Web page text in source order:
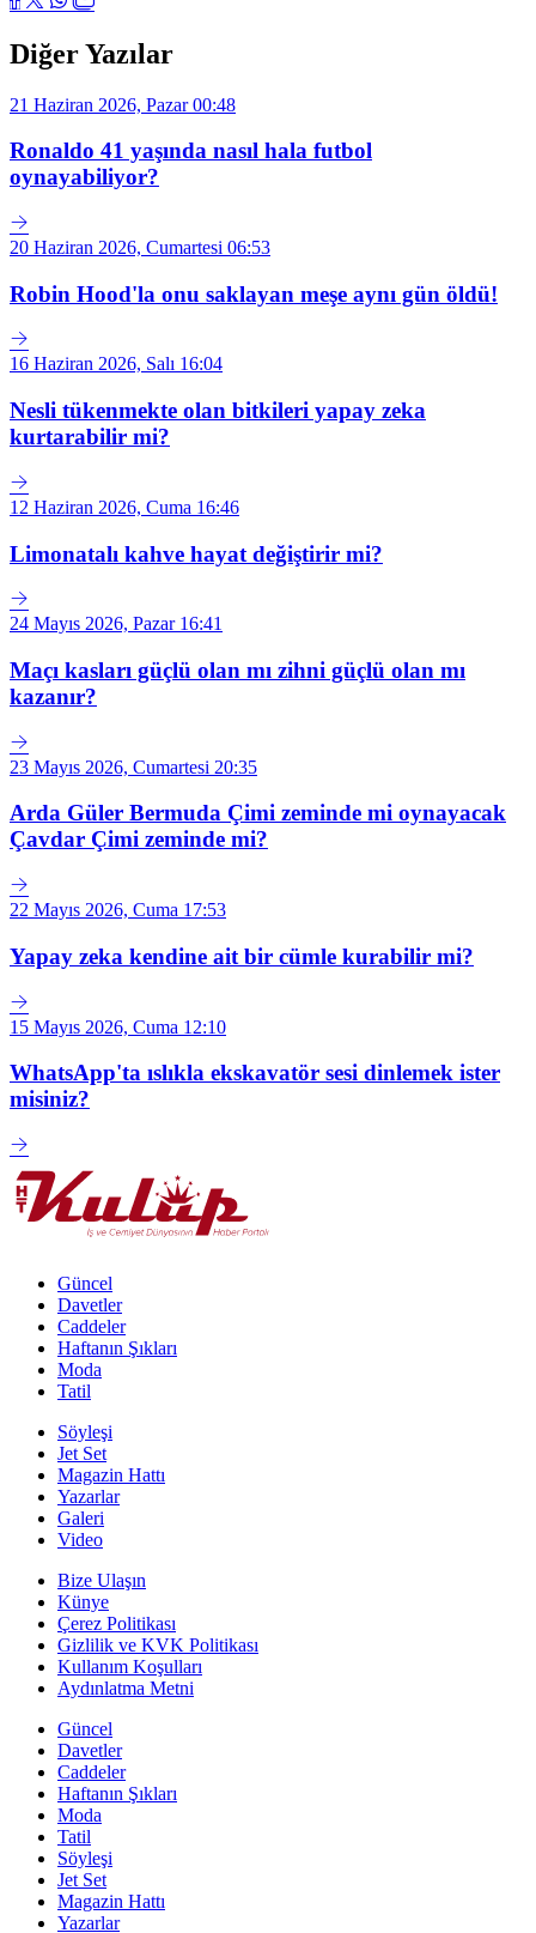
Diğer Yazılar
21 Haziran 2026, Pazar 00:48
Ronaldo 41 yaşında nasıl hala futbol
oynayabiliyor?
20 Haziran 2026, Cumartesi 06:53
Robin Hood'la onu saklayan meşe aynı gün öldü!
16 Haziran 2026, Salı 16:04
Nesli tükenmekte olan bitkileri yapay zeka
kurtarabilir mi?
12 Haziran 2026, Cuma 16:46
Limonatalı kahve hayat değiştirir mi?
24 Mayıs 2026, Pazar 16:41
Maçı kasları güçlü olan mı zihni güçlü olan mı
kazanır?
23 Mayıs 2026, Cumartesi 20:35
Arda Güler Bermuda Çimi zeminde mi oynayacak
Çavdar Çimi zeminde mi?
22 Mayıs 2026, Cuma 17:53
Yapay zeka kendine ait bir cümle kurabilir mi?
15 Mayıs 2026, Cuma 12:10
WhatsApp'ta ıslıkla ekskavatör sesi dinlemek ister
misiniz?
Güncel
Davetler
Caddeler
Haftanın Şıkları
Moda
Tatil
Söyleşi
Jet Set
Magazin Hattı
Yazarlar
Galeri
Video
Bize Ulaşın
Künye
Çerez Politikası
Gizlilik ve KVK Politikası
Kullanım Koşulları
Aydınlatma Metni
Güncel
Davetler
Caddeler
Haftanın Şıkları
Moda
Tatil
Söyleşi
Jet Set
Magazin Hattı
Yazarlar